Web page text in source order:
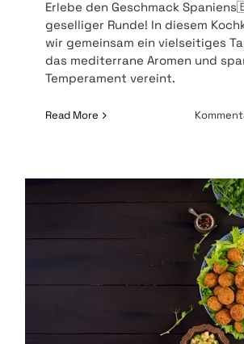
Erlebe den Geschmack
geselliger Runde! In diesem
wir gemeinsam ein vielseitiges
das mediterrane Aromen und
Temperament vereint.
Read More
Orientalischer
€* p.P.